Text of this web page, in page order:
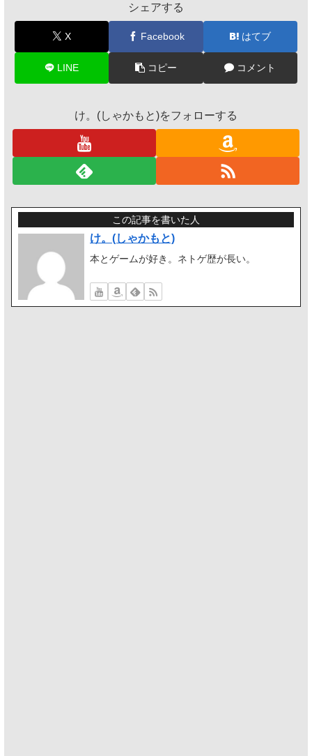
シェアする
X Facebook はてブ
LINE コピー コメント
け。(しゃかもと)をフォローする
この記事を書いた人
け。(しゃかもと)
本とゲームが好き。ネトゲ歴が長い。